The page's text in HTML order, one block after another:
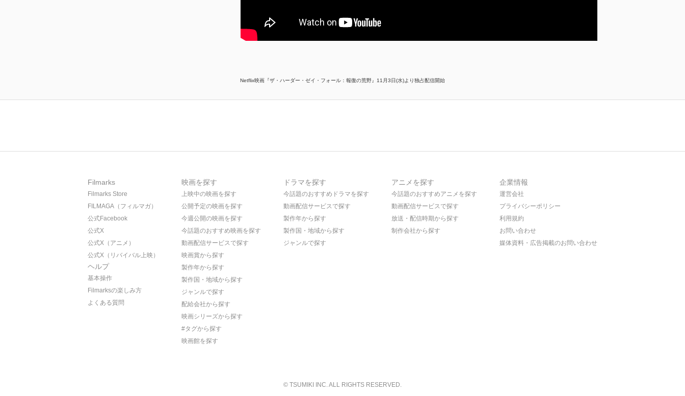
Netflix映画『ザ・ハーダー・ゼイ・フォール：報復の荒野』11月3日(水)より独占配信開始
Filmarks
Filmarks Store
FILMAGA（フィルマガ）
公式Facebook
公式X
公式X（アニメ）
公式X（リバイバル上映）
ヘルプ
基本操作
Filmarksの楽しみ方
よくある質問
映画を探す
上映中の映画を探す
公開予定の映画を探す
今週公開の映画を探す
今話題のおすすめ映画を探す
動画配信サービスで探す
映画賞から探す
製作年から探す
製作国・地域から探す
ジャンルで探す
配給会社から探す
映画シリーズから探す
#タグから探す
映画館を探す
ドラマを探す
今話題のおすすめドラマを探す
動画配信サービスで探す
製作年から探す
製作国・地域から探す
ジャンルで探す
アニメを探す
今話題のおすすめアニメを探す
動画配信サービスで探す
放送・配信時期から探す
制作会社から探す
企業情報
運営会社
プライバシーポリシー
利用規約
お問い合わせ
媒体資料・広告掲載のお問い合わせ
© TSUMIKI INC. ALL RIGHTS RESERVED.